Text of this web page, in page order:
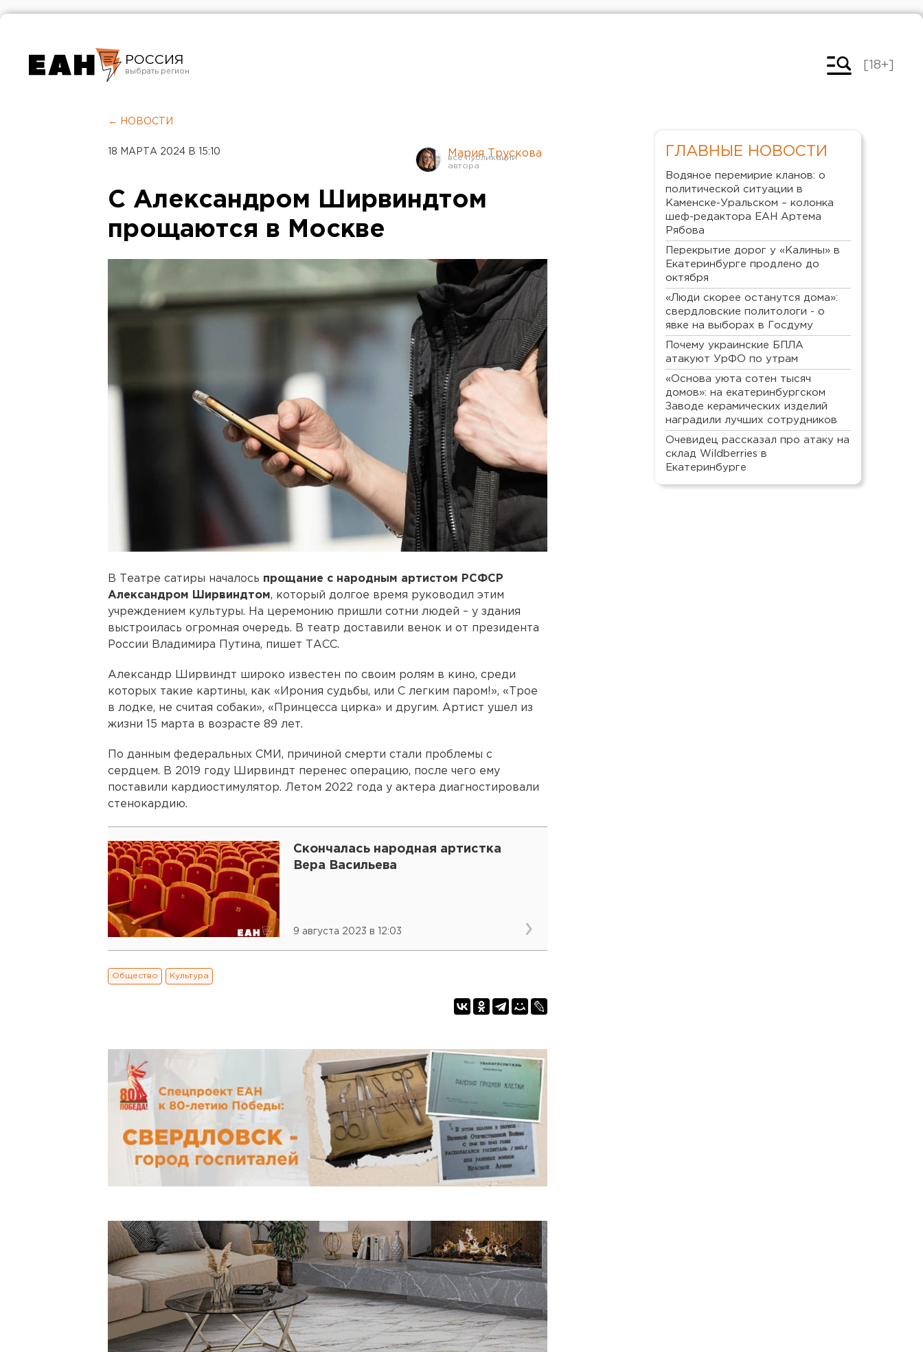
РОССИЯ
Челябинск
[18+]
← НОВОСТИ
18 МАРТА 2024 В 15:10 Мария Трускова
С Александром Ширвиндтом
прощаются в Москве
В Театре сатиры началось прощание с народным артистом РСФСР
Александром Ширвиндтом, который долгое время руководил этим
учреждением культуры. На церемонию пришли сотни людей – у здания
выстроилась огромная очередь. В театр доставили венок и от президента
России Владимира Путина, пишет ТАСС.
Александр Ширвиндт широко известен по своим ролям в кино, среди
которых такие картины, как «Ирония судьбы, или С легким паром!», «Трое
в лодке, не считая собаки», «Принцесса цирка» и другим. Артист ушел из
жизни 15 марта в возрасте 89 лет.
По данным федеральных СМИ, причиной смерти стали проблемы с
сердцем. В 2019 году Ширвиндт перенес операцию, после чего ему
поставили кардиостимулятор. Летом 2022 года у актера диагностировали
стенокардию.
Скончалась народная артистка
Вера Васильева
9 августа 2023 в 12:03
Общество Культура
ГЛАВНЫЕ НОВОСТИ
Водяное перемирие кланов: о
политической ситуации в
Каменске-Уральском – колонка
шеф-редактора ЕАН Артема
Рябова
Перекрытие дорог у «Калины» в
Екатеринбурге продлено до
октября
«Люди скорее останутся дома»:
свердловские политологи - о
явке на выборах в Госдуму
Почему украинские БПЛА
атакуют УрФО по утрам
«Основа уюта сотен тысяч
домов»: на екатеринбургском
Заводе керамических изделий
наградили лучших сотрудников
Очевидец рассказал про атаку на
склад Wildberries в
Екатеринбурге